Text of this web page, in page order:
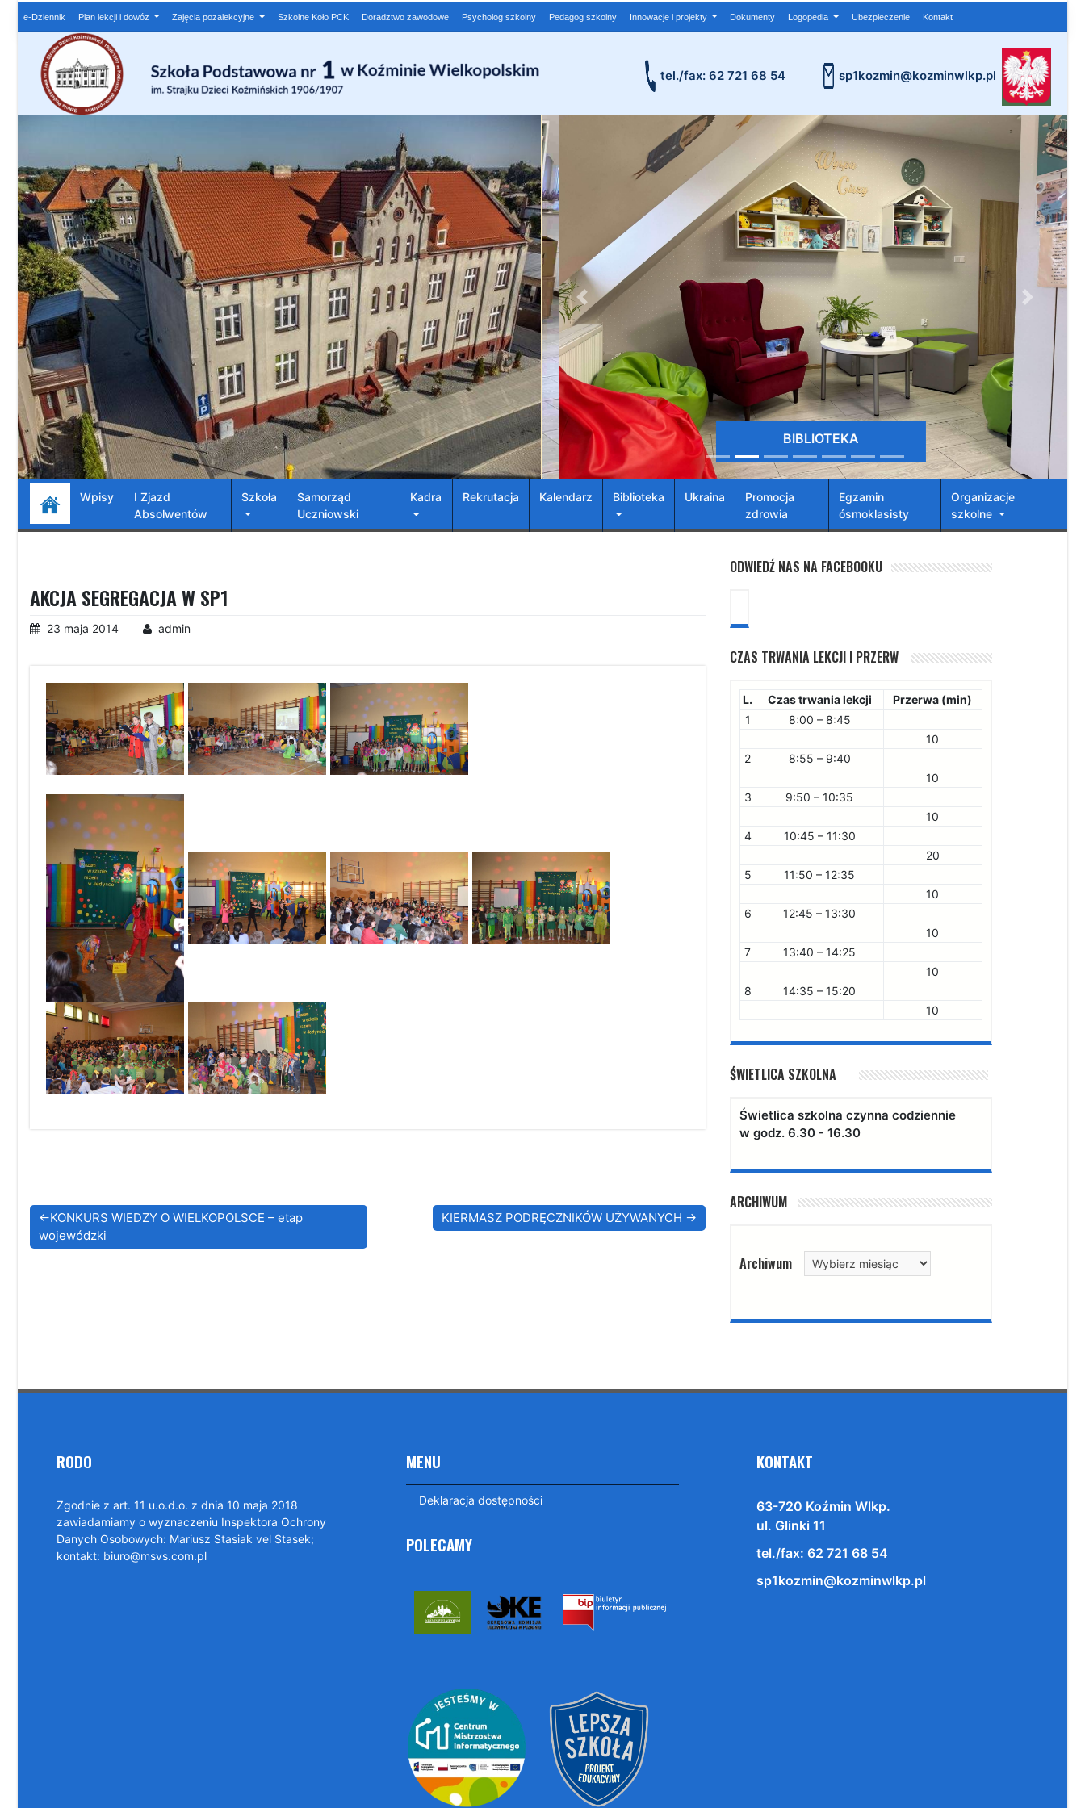
e-Dziennik Plan lekcji i dowóz Zajęcia pozalekcyjne Szkolne Koło PCK Doradztwo zawodowe Psycholog szkolny Pedagog szkolny Innowacje i projekty Dokumenty Logopedia Ubezpieczenie Kontakt
tel./fax: 62 721 68 54 sp1kozmin@kozminwlkp.pl
BIBLIOTEKA
Wpisy
I Zjazd
Absolwentów
Szkoła
Samorząd
Uczniowski
Kadra Rekrutacja Kalendarz Biblioteka Ukraina
Promocja
zdrowia
Egzamin
ósmoklasisty
Organizacje
szkolne
AKCJA SEGREGACJA W SP1
23 maja 2014 admin
Nawigacja
wpisu
KONKURS WIEDZY O WIELKOPOLSCE – etap
wojewódzki
KIERMASZ PODRĘCZNIKÓW UŻYWANYCH
ODWIEDŹ NAS NA FACEBOOKU
CZAS TRWANIA LEKCJI I PRZERW
L. Czas trwania lekcji
Przerwa (min)
1
8:00 – 8:45
10
2
8:55 – 9:40
10
3
9:50 – 10:35
10
4
10:45 – 11:30
20
5
11:50 – 12:35
10
6
12:45 – 13:30
10
7
13:40 – 14:25
10
8
14:35 – 15:20
10
ŚWIETLICA SZKOLNA
Świetlica szkolna czynna codziennie
w godz. 6.30 - 16.30
ARCHIWUM
Archiwum
RODO
Zgodnie z art. 11 u.o.d.o. z dnia 10 maja 2018
zawiadamiamy o wyznaczeniu Inspektora Ochrony
Danych Osobowych: Mariusz Stasiak vel Stasek;
kontakt: biuro@msvs.com.pl
MENU
Deklaracja dostępności
POLECAMY
KONTAKT
63-720 Koźmin Wlkp.
ul. Glinki 11
tel./fax: 62 721 68 54
sp1kozmin@kozminwlkp.pl